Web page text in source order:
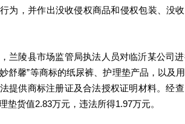
为，并作出没收侵权商品和侵权包装、没
陵县市场监管局执法人员对临沂某公司进
妙舒馨”等商标的纸尿裤、护理垫产品，以
提供商标注册证及合法授权证明材料。经
垫货值2.83万元，违法所得1.97万元。